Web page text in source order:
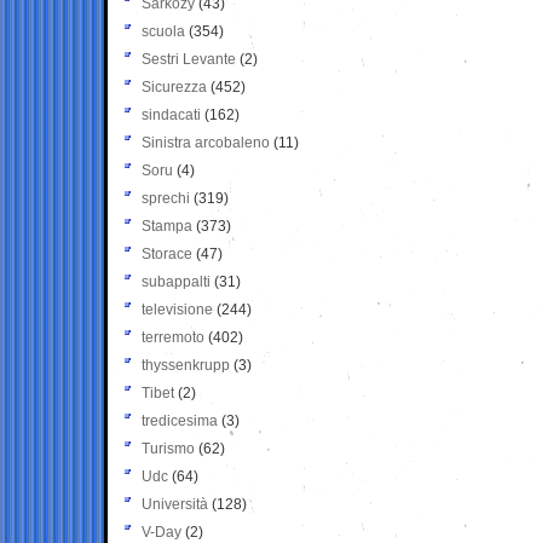
Sarkozy (43)
scuola (354)
Sestri Levante (2)
Sicurezza (452)
sindacati (162)
Sinistra arcobaleno (11)
Soru (4)
sprechi (319)
Stampa (373)
Storace (47)
subappalti (31)
televisione(244)
terremoto (402)
thyssenkrupp (3)
Tibet(2)
tredicesima (3)
Turismo (62)
Udc (64)
Università (128)
V-Day (2)